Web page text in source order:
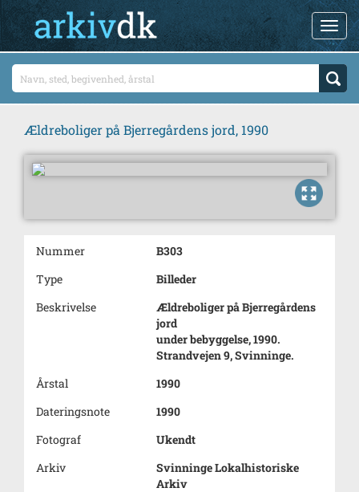
Ældreboliger på Bjerregårdens jord, 1990
Nummer
B303
Type
Billeder
Beskrivelse
Ældreboliger på Bjerregårdens
jord
under bebyggelse, 1990.
Strandvejen 9, Svinninge.
Årstal
1990
Dateringsnote
1990
Fotograf
Ukendt
Arkiv
Svinninge Lokalhistoriske
Arkiv